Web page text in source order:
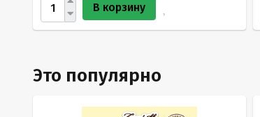
В корзину
Это популярно